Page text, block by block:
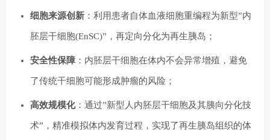
细胞来源创新 ：利用患者自体血液细胞重编程为新型”内
胚层干细胞(EnSC)”，再定向分化为再生胰岛；
安全性保障 ：内胚层干细胞在体内不会异常增殖，避免
了传统干细胞可能形成肿瘤的风险；
高效规模化：通过”新型人内胚层干细胞及其胰向分化技
术”，精准模拟体内发育过程，实现了再生胰岛组织的体